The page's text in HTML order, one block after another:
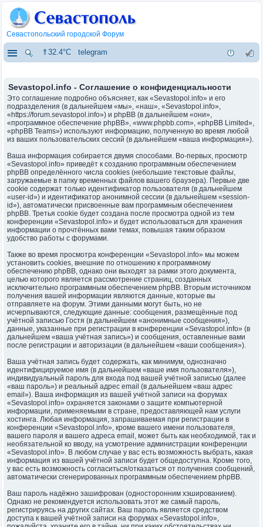
Севастопольский городской Форум
⇑32.4°C telegram
Sevastopol.info - Соглашение о конфиденциальности
Это соглашение подробно объясняет, как «Sevastopol.info» и его
подразделения (в дальнейшем «мы», «наш», «Sevastopol.info»,
«https://forum.sevastopol.info») и phpBB (в дальнейшем «они»,
«программное обеспечение phpBB», «www.phpbb.com», «phpBB Limited»,
«phpBB Teams») используют информацию, полученную во время любой
из ваших пользовательских сессий (в дальнейшем «ваша информация»).
Ваша информация собирается двумя способами. Во-первых, просмотр
«Sevastopol.info» приведёт к созданию программным обеспечением
phpBB определённого числа cookies (небольшие текстовые файлы,
загружаемые в папку временных файлов вашего браузера). Первые две
cookie содержат только идентификатор пользователя (в дальнейшем
«user-id») и идентификатор анонимной сессии (в дальнейшем «session-
id»), автоматически присвоенные вам программным обеспечением
phpBB. Третья cookie будет создана после просмотра одной из тем
конференции «Sevastopol.info» и будет использоваться для хранения
информации о прочтённых вами темах, повышая таким образом
удобство работы с форумами.
Также во время просмотра конференции «Sevastopol.info» мы можем
установить cookies, внешние по отношению к программному
обеспечению phpBB, однако они выходят за рамки этого документа,
целью которого является рассмотрение страниц, созданных
исключительно программным обеспечением phpBB. Вторым источником
получения вашей информации являются данные, которые вы
отправляете на форум. Этими данными могут быть, но не
исчерпываются, следующие данные: сообщения, размещённые под
учётной записью Гостя (в дальнейшем «анонимные сообщения»),
данные, указанные при регистрации в конференции «Sevastopol.info» (в
дальнейшем «ваша учётная запись») и сообщения, оставленные вами
после регистрации и авторизации (в дальнейшем «ваши сообщения»).
Ваша учётная запись будет содержать, как минимум, однозначно
идентифицируемое имя (в дальнейшем «ваше имя пользователя»),
индивидуальный пароль для входа под вашей учётной записью (далее
«ваш пароль») и реальный адрес email (в дальнейшем «ваш адрес
email»). Ваша информация из вашей учётной записи на форумах
«Sevastopol.info» охраняется законами о защите компьютерной
информации, применяемыми в стране, предоставляющей нам услуги
хостинга. Любая информация, запрашиваемая при регистрации в
конференции «Sevastopol.info», кроме вашего имени пользователя,
вашего пароля и вашего адреса email, может быть как необходимой, так и
необязательной ко вводу, на усмотрение администрации конференции
«Sevastopol.info». В любом случае у вас есть возможность выбрать, какая
информация из вашей учётной записи будет общедоступна. Кроме того,
у вас есть возможность согласиться/отказаться от получения сообщений,
автоматически сгенерированных программным обеспечением phpBB.
Ваш пароль надёжно зашифрован (односторонним хэшированием).
Однако не рекомендуется использовать этот же самый пароль,
регистрируясь на других сайтах. Ваш пароль является средством
доступа к вашей учётной записи на форумах «Sevastopol.info»,